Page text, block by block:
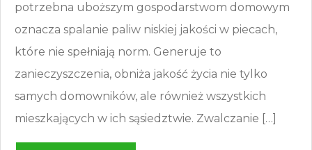
potrzebna uboższym gospodarstwom domowym
oznacza spalanie paliw niskiej jakości w piecach,
które nie spełniają norm. Generuje to
zanieczyszczenia, obniża jakość życia nie tylko
samych domowników, ale również wszystkich
mieszkających w ich sąsiedztwie. Zwalczanie […]